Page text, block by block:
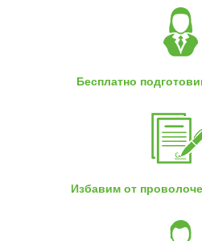
Бесплатно
Избавим от